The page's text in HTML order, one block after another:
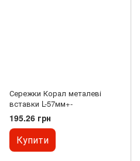
Сережки Корал металеві
вставки L-57мм+-
195.26 грн
Купити